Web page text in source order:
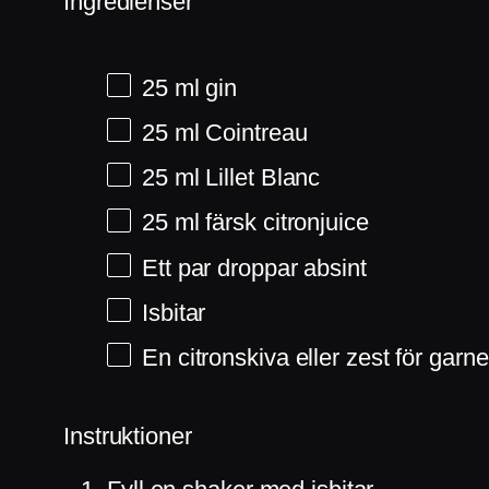
25 ml gin
25 ml Cointreau
25 ml Lillet Blanc
25 ml färsk citronjuice
Ett par droppar absint
Isbitar
En citronskiva eller zest för
Instruktioner